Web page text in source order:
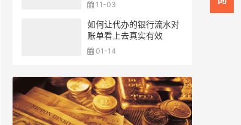
11-03
如何让代办的银行流水对
账单看上去真实有效
01-14